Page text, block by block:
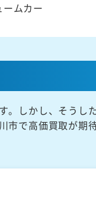
ームカー
。しかし、そうし
市で高価買取が期